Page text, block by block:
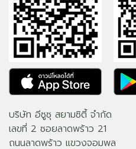
บริษัท อีซูซุ สยามซิตี้ จำกัด
เลขที่ 2 ซอยลาดพร้าว 21
ถนนลาดพร้าว แขวงจอมพล